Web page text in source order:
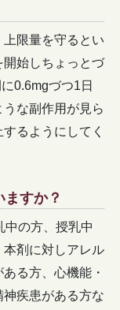
限量を守るとい
開始しちょっとづ
0.6mgづつ1日
な副作用が見ら
るようにしてく
すか？
中の方、授乳中
剤に対しアレル
る方、心機能・
疾患がある方な